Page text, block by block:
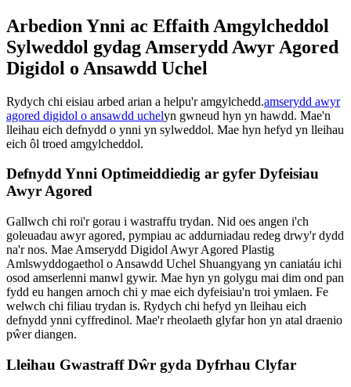
Arbedion Ynni ac Effaith Amgylcheddol
Sylweddol gydag Amserydd Awyr Agored
Digidol o Ansawdd Uchel
Rydych chi eisiau arbed arian a helpu'r amgylchedd.amserydd awyr
agored digidol o ansawdd uchelyn gwneud hyn yn hawdd. Mae'n
lleihau eich defnydd o ynni yn sylweddol. Mae hyn hefyd yn lleihau
eich ôl troed amgylcheddol.
Defnydd Ynni Optimeiddiedig ar gyfer Dyfeisiau
Awyr Agored
Gallwch chi roi'r gorau i wastraffu trydan. Nid oes angen i'ch
goleuadau awyr agored, pympiau ac addurniadau redeg drwy'r dydd
na'r nos. Mae Amserydd Digidol Awyr Agored Plastig
Amlswyddogaethol o Ansawdd Uchel Shuangyang yn caniatáu ichi
osod amserlenni manwl gywir. Mae hyn yn golygu mai dim ond pan
fydd eu hangen arnoch chi y mae eich dyfeisiau'n troi ymlaen. Fe
welwch chi filiau trydan is. Rydych chi hefyd yn lleihau eich
defnydd ynni cyffredinol. Mae'r rheolaeth glyfar hon yn atal draenio
pŵer diangen.
Lleihau Gwastraff Dŵr gyda Dyfrhau Clyfar